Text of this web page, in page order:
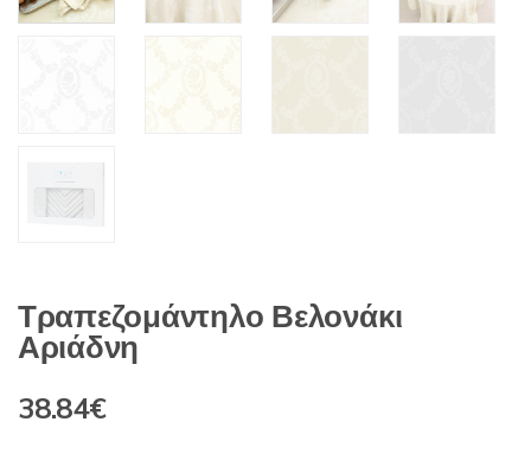
Τραπεζομάντηλο Βελονάκι
Αριάδνη
Original
38.84€Η